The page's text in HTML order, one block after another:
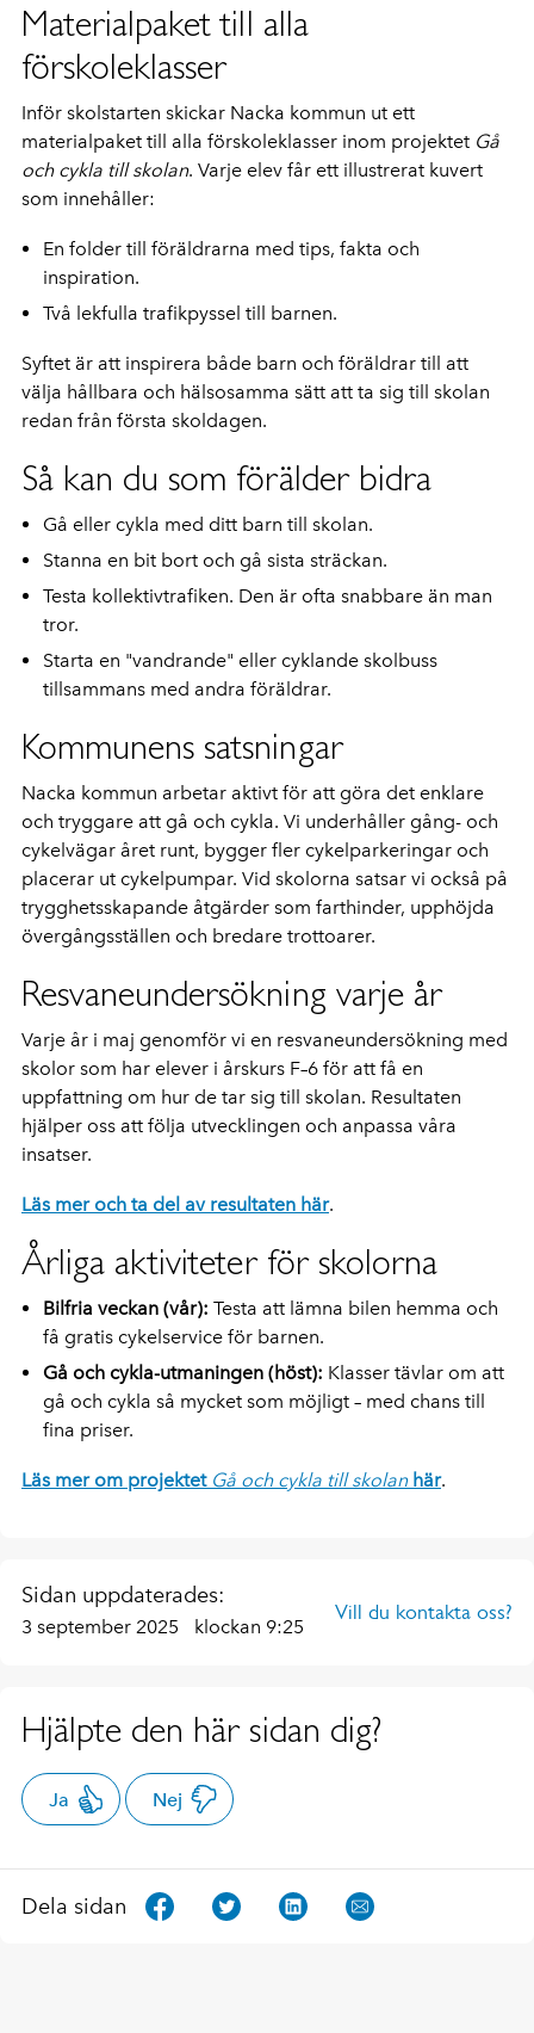
Materialpaket till alla
förskoleklasser
Inför skolstarten skickar Nacka kommun ut ett
materialpaket till alla förskoleklasser inom projektet Gå
och cykla till skolan. Varje elev får ett illustrerat kuvert
som innehåller:
En folder till föräldrarna med tips, fakta och
inspiration.
Två lekfulla trafikpyssel till barnen.
Syftet är att inspirera både barn och föräldrar till att
välja hållbara och hälsosamma sätt att ta sig till skolan
redan från första skoldagen.
Så kan du som förälder bidra
Gå eller cykla med ditt barn till skolan.
Stanna en bit bort och gå sista sträckan.
Testa kollektivtrafiken. Den är ofta snabbare än man
tror.
Starta en "vandrande" eller cyklande skolbuss
tillsammans med andra föräldrar.
Kommunens satsningar
Nacka kommun arbetar aktivt för att göra det enklare
och tryggare att gå och cykla. Vi underhåller gång- och
cykelvägar året runt, bygger fler cykelparkeringar och
placerar ut cykelpumpar. Vid skolorna satsar vi också på
trygghetsskapande åtgärder som farthinder, upphöjda
övergångsställen och bredare trottoarer.
Resvaneundersökning varje år
Varje år i maj genomför vi en resvaneundersökning med
skolor som har elever i årskurs F–6 för att få en
uppfattning om hur de tar sig till skolan. Resultaten
hjälper oss att följa utvecklingen och anpassa våra
insatser.
Läs mer och ta del av resultaten här.
Årliga aktiviteter för skolorna
Bilfria veckan (vår): Testa att lämna bilen hemma och
få gratis cykelservice för barnen.
Gå och cykla-utmaningen (höst): Klasser tävlar om att
gå och cykla så mycket som möjligt – med chans till
fina priser.
Läs mer om projektet Gå och cykla till skolanhär.
Sidan uppdaterades:
3 september 2025 klockan 9:25
Vill du kontakta oss?
Hjälpte den här sidan dig?
Ja Nej
Dela sidan